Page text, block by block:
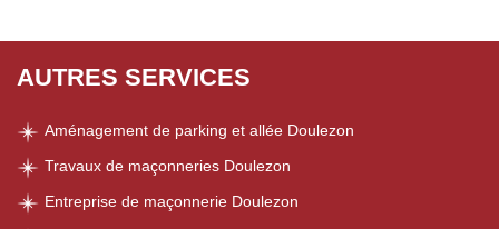
AUTRES SERVICES
Aménagement de parking et allée Doulezon
Travaux de maçonneries Doulezon
Entreprise de maçonnerie Doulezon